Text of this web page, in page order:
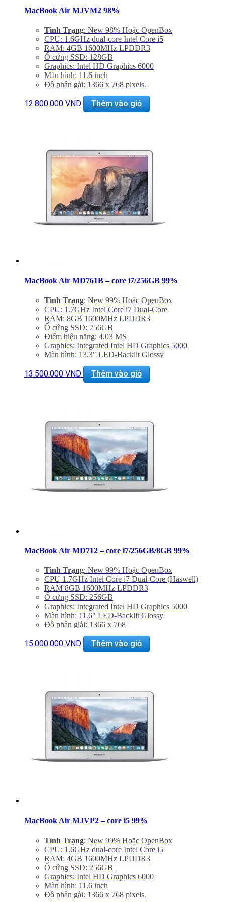
MacBook Air MJVM2 98%
Tình Trạng: New 98% Hoặc OpenBox
CPU: 1.6GHz dual-core Intel Core i5
RAM: 4GB 1600MHz LPDDR3
Ổ cứng SSD: 128GB
Graphics: Intel HD Graphics 6000
Màn hình: 11.6 inch
Độ phân gải: 1366 x 768 pixels.
Khe cắm: 2 cổng USB 3.0, Thunderbolt , Cổng sạc
MagSafe 2, Jack 3.5mm, Khe đọc SDXC card
Giảm 20% khi mua phụ kiện túi chống sốc và dán
máy
Bảo hành 06 tháng, đổi trả trong 7 ngày
Miễn phí vận chuyển trên toàn quốc
Miễn phí hỗ trợ cài đặt phần mềm
12.800.000 VND Thêm vào giỏ
MacBook Air MD761B – core i7/256GB 99%
Tình Trạng: New 99% Hoặc OpenBox
CPU: 1.7GHz Intel Core i7 Dual-Core
RAM: 8GB 1600MHz LPDDR3
Ổ cứng SSD: 256GB
Điểm hiệu năng: 4.03 MS
Graphics: Integrated Intel HD Graphics 5000
Màn hình: 13.3″ LED-Backlit Glossy
Cổng mạng: 802.11ac Wi-Fi, Bluetooth 4.0
Khe cắm: Dual USB 3.0 Ports, One Thunderbolt Port
máy
Bảo hành 6 tháng, đổi trả trong 15 ngày
Miễn phí vận chuyển trên toàn quốc
Miễn phí hỗ trợ cài đặt phần mềm
13.500.000 VND Thêm vào giỏ
MacBook Air MD712 – core i7/256GB/8GB 99%
Tình Trạng: New 99% Hoặc OpenBox
CPU 1.7GHz Intel Core i7 Dual-Core (Haswell)
RAM 8GB 1600MHz LPDDR3
Ổ cứng SSD: 256GB
Graphics: Integrated Intel HD Graphics 5000
Màn hình: 11.6″ LED-Backlit Glossy
Độ phân giải: 1366 x 768
Cổng mạng: 802.11ac Wi-Fi, Bluetooth 4.0
Khe cắm: Dual USB 3.0 Ports, One Thunderbolt Port
Thiết bị nghe nhìn: 720p FaceTime HD Camera
Miễn phí vận chuyển trên toàn quốc
Miễn phí hỗ trợ cài đặt phần mềm
15.000.000 VND Thêm vào giỏ
MacBook Air MJVP2 – core i5 99%
Tình Trạng: New 99% Hoặc OpenBox
CPU: 1.6GHz dual-core Intel Core i5
RAM: 4GB 1600MHz LPDDR3
Ổ cứng SSD: 256GB
Graphics: Intel HD Graphics 6000
Màn hình: 11.6 inch
Độ phân gải: 1366 x 768 pixels.